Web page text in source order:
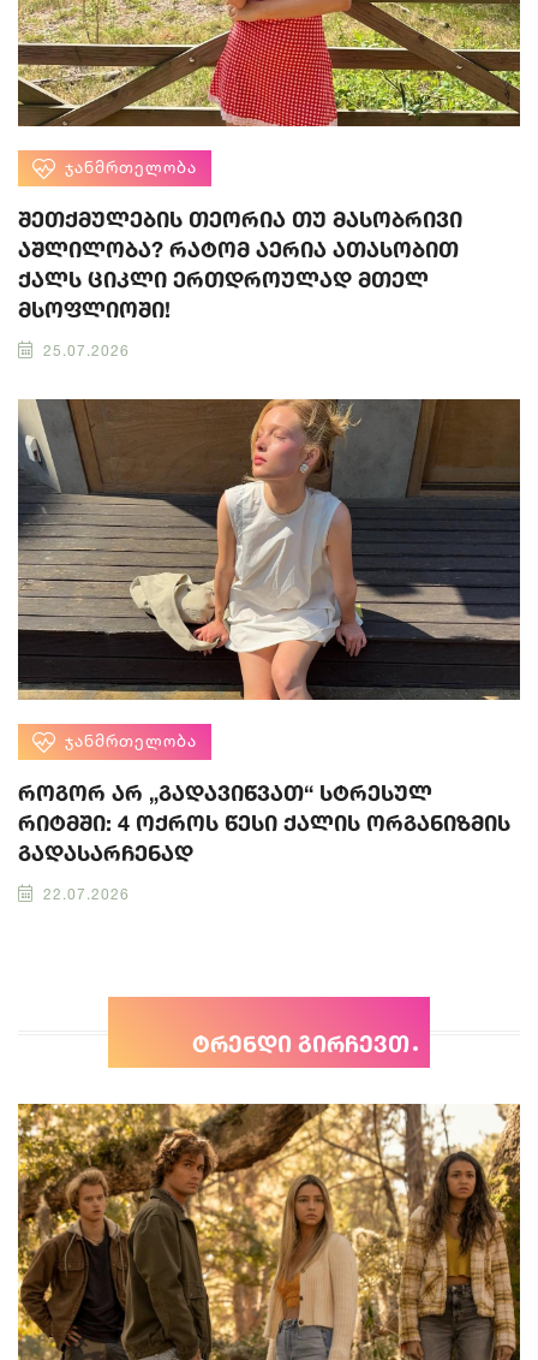
ᲯᲐᲜᲛᲠᲗᲔᲚᲝᲑᲐ
შეთქმულების თეორია თუ მასობრივი
აშლილობა? რატომ აერია ათასობით
ქალს ციკლი ერთდროულად მთელ
მსოფლიოში!
25.07.2026
ᲯᲐᲜᲛᲠᲗᲔᲚᲝᲑᲐ
როგორ არ „გადავიწვათ“ სტრესულ
რიტმში: 4 ოქროს წესი ქალის ორგანიზმის
გადასარჩენად
22.07.2026
ტრენდი გირჩევთ